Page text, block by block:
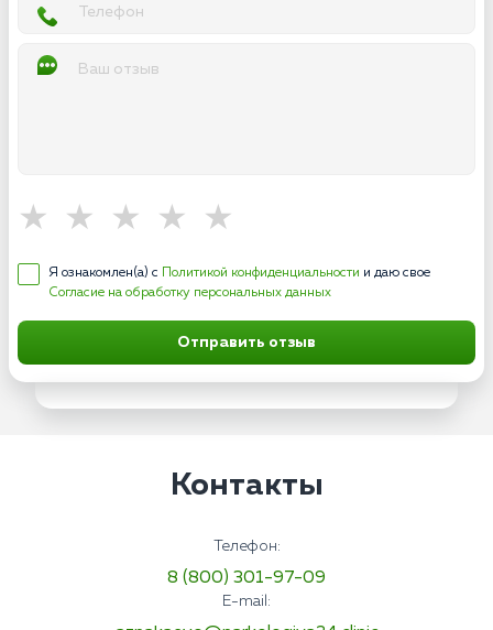
Я ознакомлен(а) с Политикой конфиденциальности и даю свое
Согласие на обработку персональных данных
Отправить отзыв
Контакты
Телефон:
8 (800) 301-97-09
E-mail: